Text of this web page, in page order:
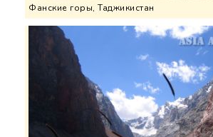
Фанские горы, Таджикистан